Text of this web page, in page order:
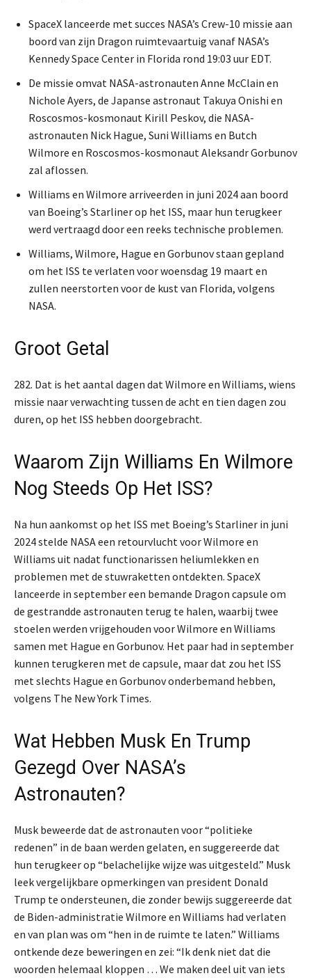
SpaceX lanceerde met succes NASA’s Crew-10 missie aan
boord van zijn Dragon ruimtevaartuig vanaf NASA’s
Kennedy Space Center in Florida rond 19:03 uur EDT.
De missie omvat NASA-astronauten Anne McClain en
Nichole Ayers, de Japanse astronaut Takuya Onishi en
Roscosmos-kosmonaut Kirill Peskov, die NASA-
astronauten Nick Hague, Suni Williams en Butch
Wilmore en Roscosmos-kosmonaut Aleksandr Gorbunov
zal aflossen.
Williams en Wilmore arriveerden in juni 2024 aan boord
van Boeing’s Starliner op het ISS, maar hun terugkeer
werd vertraagd door een reeks technische problemen.
Williams, Wilmore, Hague en Gorbunov staan gepland
om het ISS te verlaten voor woensdag 19 maart en
zullen neerstorten voor de kust van Florida, volgens
NASA.
Groot Getal
282. Dat is het aantal dagen dat Wilmore en Williams, wiens
missie naar verwachting tussen de acht en tien dagen zou
duren, op het ISS hebben doorgebracht.
Waarom Zijn Williams En Wilmore
Nog Steeds Op Het ISS?
Na hun aankomst op het ISS met Boeing’s Starliner in juni
2024 stelde NASA een retourvlucht voor Wilmore en
Williams uit nadat functionarissen heliumlekken en
problemen met de stuwraketten ontdekten. SpaceX
lanceerde in september een bemande Dragon capsule om
de gestrandde astronauten terug te halen, waarbij twee
stoelen werden vrijgehouden voor Wilmore en Williams
samen met Hague en Gorbunov. Het paar had in september
kunnen terugkeren met de capsule, maar dat zou het ISS
met slechts Hague en Gorbunov onderbemand hebben,
volgens The New York Times.
Wat Hebben Musk En Trump
Gezegd Over NASA’s
Astronauten?
Musk beweerde dat de astronauten voor “politieke
redenen” in de baan werden gelaten, en suggereerde dat
hun terugkeer op “belachelijke wijze was uitgesteld.” Musk
leek vergelijkbare opmerkingen van president Donald
Trump te ondersteunen, die zonder bewijs suggereerde dat
de Biden-administratie Wilmore en Williams had verlaten
en van plan was om “hen in de ruimte te laten.” Williams
ontkende deze beweringen en zei: “Ik denk niet dat die
woorden helemaal kloppen … We maken deel uit van iets